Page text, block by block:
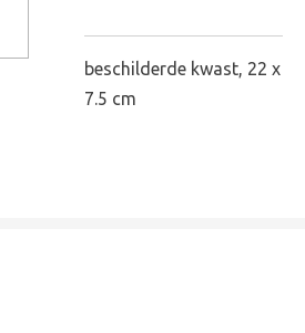
beschilderde kwast, 22 x
7.5 cm